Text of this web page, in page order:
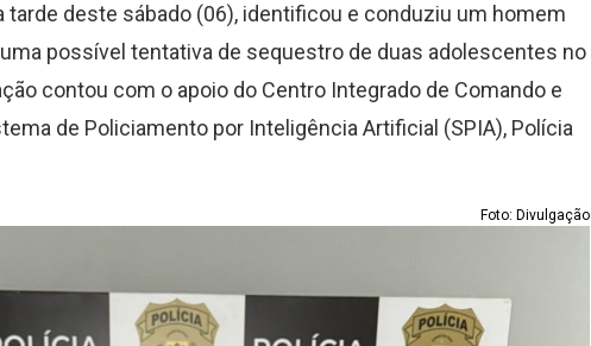
tarde deste sábado (06), identificou e conduziu um homem
possível tentativa de sequestro de duas adolescentes no
contou com o apoio do Centro Integrado de Comando e
de Policiamento por Inteligência Artificial (SPIA), Polícia
Foto: Divulgação